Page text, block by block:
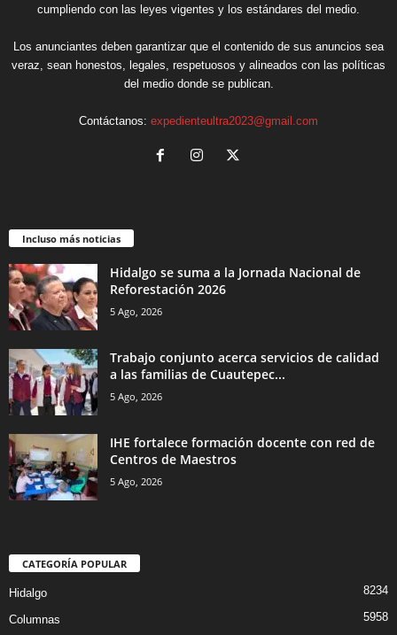
cumpliendo con las leyes vigentes y los estándares del medio.
Los anunciantes deben garantizar que el contenido de sus anuncios sea
veraz, sean honestos, legales, respetuosos y alineados con las políticas
del medio donde se publican.
Contáctanos: expedienteultra2023@gmail.com
Incluso más noticias
Hidalgo se suma a la Jornada Nacional de
Reforestación 2026
5 Ago, 2026
Trabajo conjunto acerca servicios de calidad
a las familias de Cuautepec...
5 Ago, 2026
IHE fortalece formación docente con red de
Centros de Maestros
5 Ago, 2026
CATEGORÍA POPULAR
Hidalgo 8234
Columnas 5958